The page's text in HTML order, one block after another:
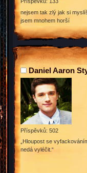
Příspěvků: 133
nejsem tak zlý jak si
jsem mnohem horší
Daniel Aaron
Příspěvků: 502
„Hloupost se
nedá vyléčit.“